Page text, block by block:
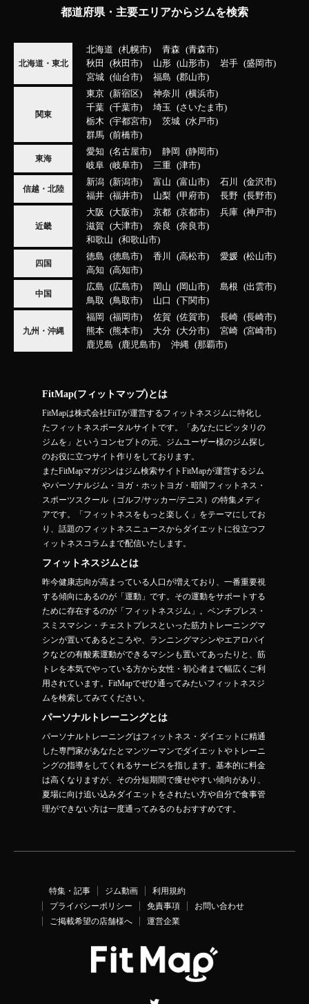
都道府県・主要エリアからジムを検索
北海道・東北
北海道 札幌市 青森
青森市
秋田
秋田市 山形 山形市 岩手
盛岡市
宮城
仙台市 福島 郡山市
関東
東京 新宿区 神奈川
横浜市
千葉
千葉市 埼玉
さいたま市
栃木
宇都宮市 茨城
水戸市
群馬
前橋市
東海
愛知 名古屋市 静岡
静岡市
岐阜
岐阜市 三重 津市
信越・北陸
新潟 新潟市 富山 富山市 石川
金沢市
福井
福井市 山梨 甲府市 長野 長野市
近畿
大阪 大阪市 京都 京都市 兵庫
神戸市
滋賀
大津市 奈良
奈良市
和歌山
和歌山市
四国
徳島 徳島市 香川 高松市 愛媛
松山市
高知
高知市
中国
広島 広島市 岡山 岡山市 島根
出雲市
鳥取
鳥取市 山口 下関市
九州・沖縄
福岡 福岡市 佐賀 佐賀市 長崎
長崎市
熊本
熊本市 大分 大分市 宮崎
宮崎市
鹿児島
鹿児島市 沖縄 那覇市
FitMap(フィットマップ)とは
FitMapは株式会社FiiTが運営するフィットネスジムに特化し
たフィットネスポータルサイトです。「あなたにピッタリの
ジムを」というコンセプトの元、ジムユーザー様のジム探し
のお役に立つサイト作りをしております。
またFitMapマガジンはジム検索サイトFitMapが運営するジム
やパーソナルジム・ヨガ・ホットヨガ・暗闇フィットネス・
スポーツスクール（ゴルフ/サッカー/テニス）の特集メディ
アです。「フィットネスをもっと楽しく」をテーマにしてお
り、話題のフィットネスニュースからダイエットに役立つフ
ィットネスコラムまで配信いたします。
フィットネスジムとは
昨今健康志向が高まっている人口が増えており、一番重要視
する傾向にあるのが「運動」です。その運動をサポートする
ために存在するのが「フィットネスジム」。ベンチプレス・
スミスマシン・チェストプレスといった筋力トレーニングマ
シンが置いてあるところや、ランニングマシンやエアロバイ
クなどの有酸素運動ができるマシンも置いてあったりと、筋
トレを本気でやっている方から女性・初心者まで幅広くご利
用されています。FitMapでぜひ通ってみたいフィットネスジ
ムを検索してみてください。
パーソナルトレーニングとは
パーソナルトレーニングはフィットネス・ダイエットに精通
した専門家があなたとマンツーマンでダイエットやトレーニ
ングの指導をしてくれるサービスを指します。基本的に料金
は高くなりますが、その分短期間で痩せやすい傾向があり、
夏場に向け追い込みダイエットをされたい方や自分で食事管
理ができない方は一度通ってみるのもおすすめです。
特集・記事 ジム動画
利用規約
プライバシーポリシー
免責事項
お問い合わせ
ご掲載希望の店舗様へ
運営企業